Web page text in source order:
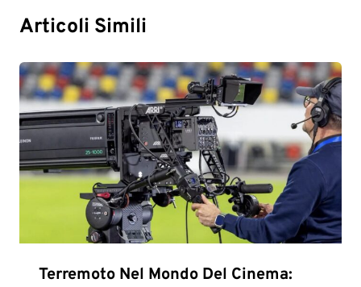
Articoli Simili
Terremoto Nel Mondo Del Cinema: